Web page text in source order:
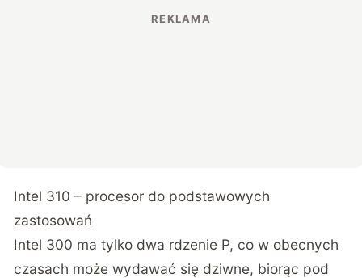
Intel 310 – procesor do podstawowych
zastosowań
Intel 300 ma tylko dwa rdzenie P, co w obecnych
czasach może wydawać się dziwne, biorąc pod